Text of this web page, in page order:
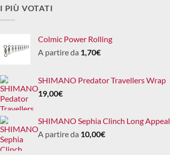
I PIÙ VOTATI
Colmic Power Rolling
A partire da 1,70€
SHIMANO Predator Travellers Wrap
19,00€
SHIMANO Sephia Clinch Long Appeal
A partire da 10,00€